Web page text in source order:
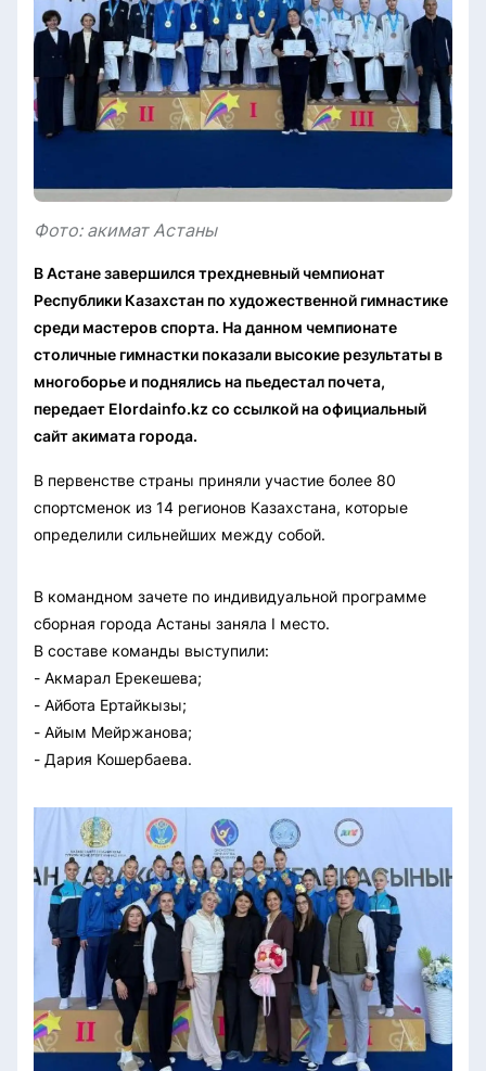
Фото: акимат Астаны
В Астане завершился трехдневный чемпионат
Республики Казахстан по художественной гимнастике
среди мастеров спорта. На данном чемпионате
столичные гимнастки показали высокие результаты в
многоборье и поднялись на пьедестал почета,
передает Elordainfo.kz со ссылкой на официальный
сайт акимата города.
В первенстве страны приняли участие более 80
спортсменок из 14 регионов Казахстана, которые
определили сильнейших между собой.
В командном зачете по индивидуальной программе
сборная города Астаны заняла I место.
В составе команды выступили:
- Акмарал Ерекешева;
- Айбота Ертайкызы;
- Айым Мейржанова;
- Дария Кошербаева.